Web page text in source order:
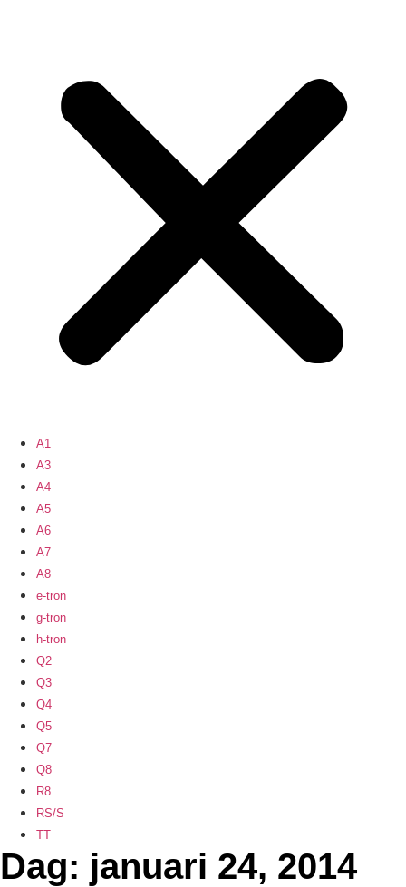
A1
A3
A4
A5
A6
A7
A8
e-tron
g-tron
h-tron
Q2
Q3
Q4
Q5
Q7
Q8
R8
RS/S
TT
Dag: januari 24, 2014